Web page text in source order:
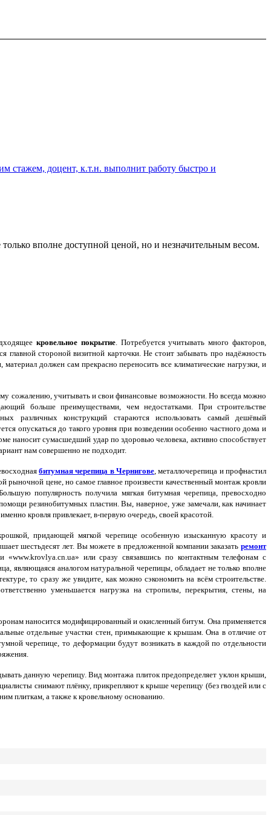
стажем, доцент, к.т.н. выполнит работу быстро и
вполне доступной ценой, но и незначительным весом.
кровельное покрытие. Потребуется учитывать много факторов,
главной стороной визитной карточки. Не стоит забывать про надёжность
должен сам прекрасно переносить все климатические нагрузки, и
сожалению, учитывать и свои финансовые возможности. Но всегда можно
больше преимуществами, чем недостатками. При строительстве
различных конструкций стараются использовать самый дешёвый
опускаться до такого уровня при возведении особенно частного дома и
наносит сумасшедший удар по здоровью человека, активно способствует
нам совершенно не подходит.
битумная черепица в Чернигове, металлочерепица и профнастил
цене, но самое главное произвести качественный монтаж кровли
популярность получила мягкая битумная черепица, превосходно
резинобитумных пластин. Вы, наверное, уже замечали, как начинает
кровля привлекает, в-первую очередь, своей красотой.
придающей мягкой черепице особенную изысканную красоту и
шестьдесят лет. Вы можете в предложенной компании заказатьремонт
«www.krovlya.cn.ua» или сразу связавшись по контактным телефонам с
являющаяся аналогом натуральной черепицы, обладает не только вполне
то сразу же увидите, как можно сэкономить на всём строительстве.
уменьшается нагрузка на стропилы, перекрытия, стены, на
наносится модифицированный и окисленный битум. Она применяется
отдельные участки стен, примыкающие к крышам. Она в отличие от
черепице, то деформации будут возникать в каждой по отдельности
данную черепицу. Вид монтажа плиток предопределяет уклон крыши,
снимают плёнку, прикрепляют к крыше черепицу (без гвоздей или с
плиткам, а также к кровельному основанию.